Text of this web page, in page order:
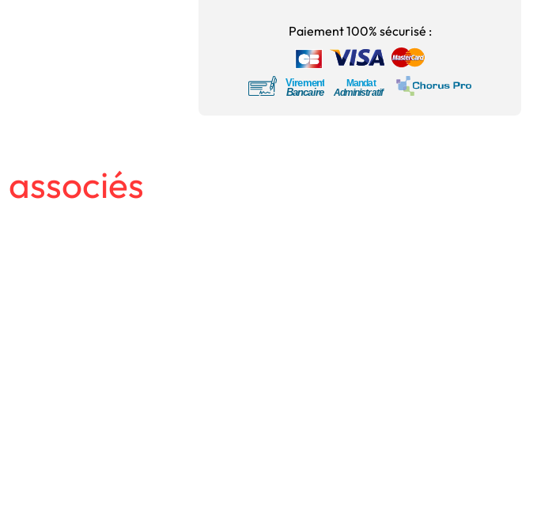
Paiement 100% sécurisé :
associés